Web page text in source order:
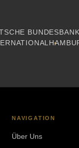
NAVIGATION
Über Uns